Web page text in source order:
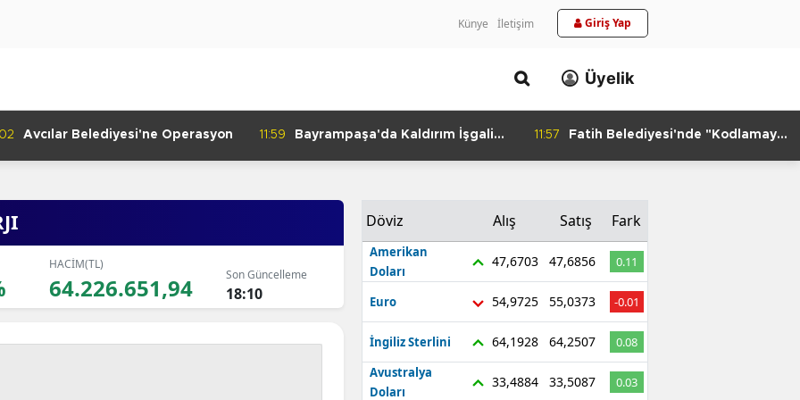
Künye İletişim Giriş Yap
Üyelik
Avcılar Belediyesi'ne Operasyon 11:59
Bayrampaşa'da Kaldırım İşgali
11:57
Fatih Belediyesi'nde "Kodlamaya
HACİM(TL)
64.226.651,94 Son Güncelleme
18:10
Döviz Alış Satış Fark
Amerikan
Doları
47,6703 47,6856 0.11
Euro 54,9725 55,0373 -0.01
İngiliz Sterlini 64,1928 64,2507
0.08
Avustralya
Doları
33,4884 33,5087 0.03